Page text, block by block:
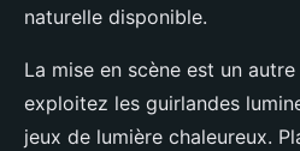
naturelle disponible.
La mise en scène est un
exploitez les guirlandes
jeux de lumière chaleureux.